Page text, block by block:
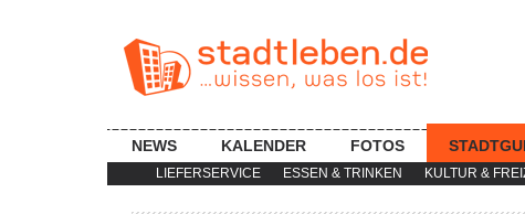
LIEFERSERVICE ESSEN & TRINKEN KULTUR &
NEWS KALENDER FOTOS